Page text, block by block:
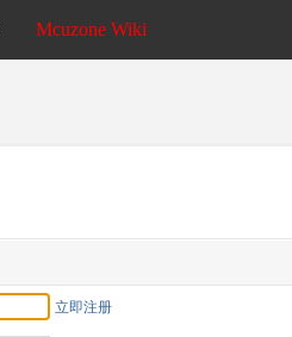
Mcuzone Wiki
立即注册